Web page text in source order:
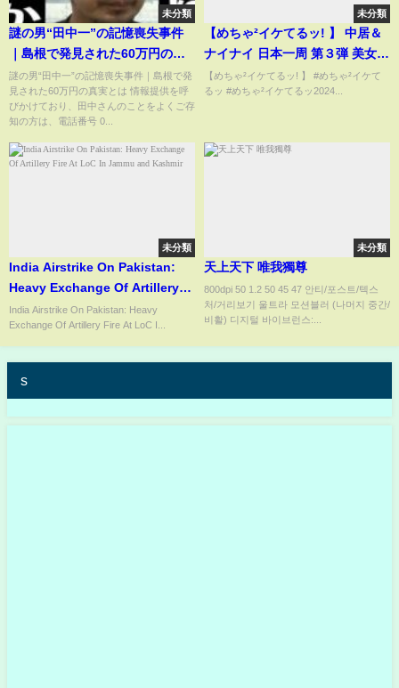
未分類
謎の男“田中一”の記憶喪失事件
｜島根で発見された60万円の真
実とは
謎の男“田中一”の記憶喪失事件｜島根で発
見された60万円の真実とは 情報提供を呼
びかけており、田中さんのことをよくご存
知の方は、電話番号 0...
未分類
【めちゃ²イケてるッ! 】 中居＆
ナイナイ 日本一周 第３弾 美女と
お見合いの旅 フリフリＮｏ.６Ｓ
Ｐ６（明石家さんま）
【めちゃ²イケてるッ! 】 #めちゃ²イケて
るッ #めちゃ²イケてるッ2024...
未分類
India Airstrike On Pakistan:
Heavy Exchange Of Artillery
Fire At LoC In Jammu and
Kashmir
India Airstrike On Pakistan: Heavy
Exchange Of Artillery Fire At LoC I...
未分類
天上天下 唯我獨尊
800dpi 50 1.2 50 45 47 안티/포스트/텍스
처/거리보기 울트라 모션블러 (나머지 중간/
비활) 디지털 바이브런스:...
s